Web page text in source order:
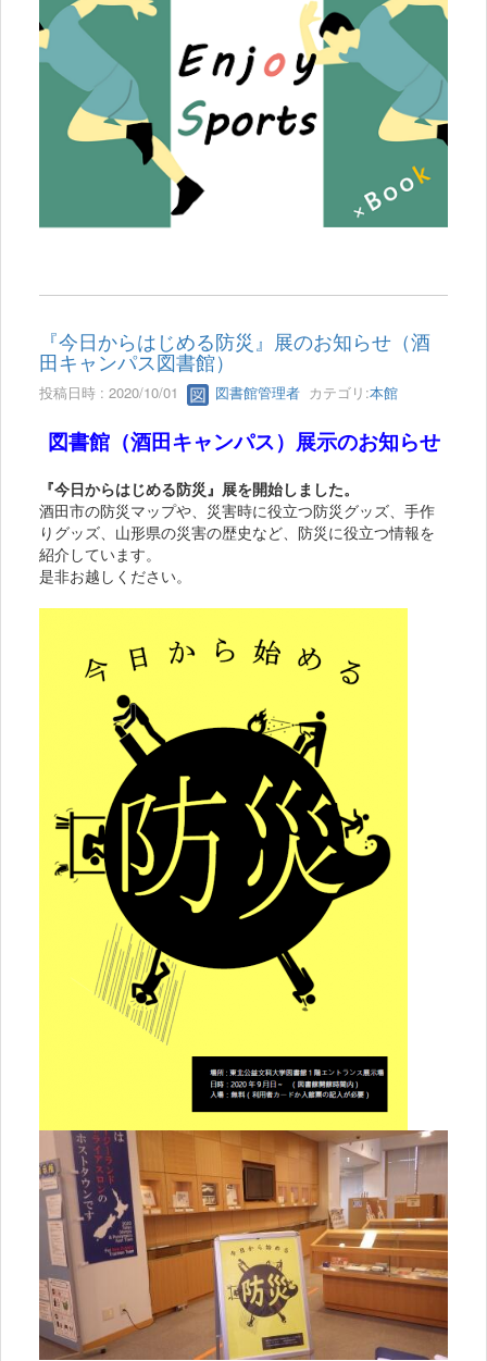
『今日からはじめる防災』展のお知らせ（酒
田キャンパス図書館）
投稿日時 : 2020/10/01 図書館管理者 カテゴリ:本館
図書館（酒田キャンパス）展示のお知らせ
『今日からはじめる防災』展を開始しました。
酒田市の防災マップや、災害時に役立つ防災グッズ、手作
りグッズ、山形県の災害の歴史など、防災に役立つ情報を
紹介しています。
是非お越しください。